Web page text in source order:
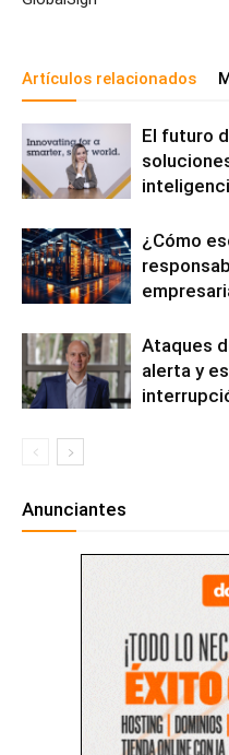
Artículos relacionados
El futuro
¿Cómo
Ataques
alerta y
Anunciantes